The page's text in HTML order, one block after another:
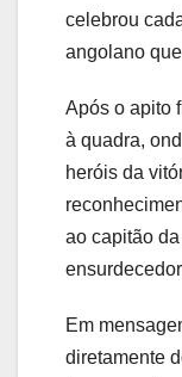
celebrou
angolano
Após o apito
à quadra,
heróis da
ao capitão
Em
diretamente